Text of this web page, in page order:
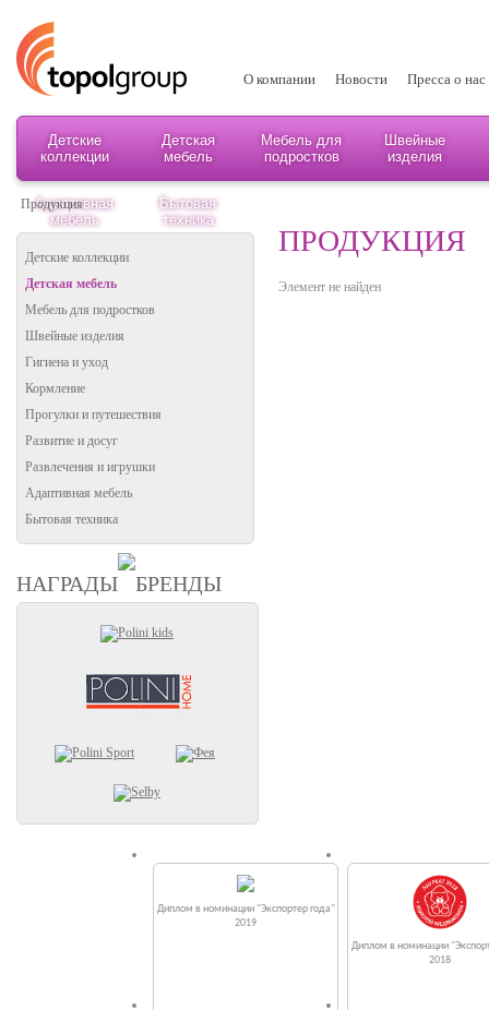
О компании Новости Пресса о нас
Детские
коллекции
Детская
мебель
Мебель для
подростков
Швейные
изделия
Адаптивная
мебель
Бытовая
техника
Продукция
Детские коллекции
Детская мебель
Мебель для подростков
Швейные изделия
Гигиена и уход
Кормление
Прогулки и путешествия
Развитие и досуг
Развлечения и игрушки
Адаптивная мебель
Бытовая техника
НАГРАДЫ БРЕНДЫ
ПРОДУКЦИЯ
Элемент не найден
Диплом в номинации "Экспортер года"
2019
Диплом в номинации
2018